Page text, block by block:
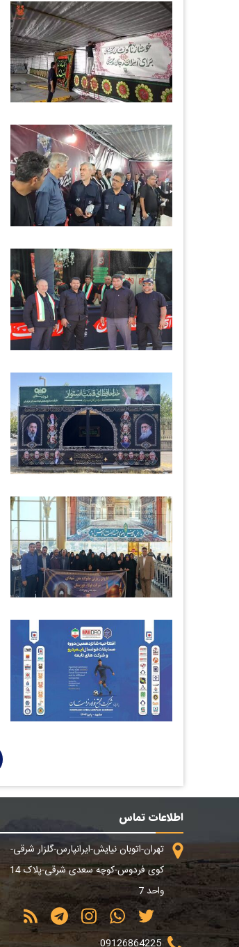
اطلاعات تماس
تهران-اتوبان نیایش-ایرانپارس-گلزار شرقی-
کوی فردوس-کوچه سعدی شرقی-پلاک 14
واحد 7
09126864225